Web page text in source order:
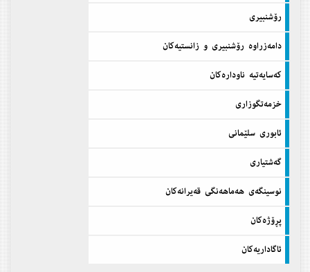
رۆشنبیری
دامه‌زراوه‌ رۆشنبیری و زانستیه‌كان
كه‌سایه‌تیه‌ ناوداره‌كان
خزمه‌تگوزاری
ئابوری سلێمانی
گه‌شتیاری
نوسینگه‌ی هه‌ماهه‌نگی قه‌یرانه‌كان
پڕۆژه‌كان
ئاگاداریه‌كان